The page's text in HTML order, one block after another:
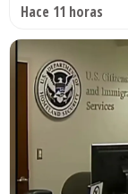
Hace 11 horas